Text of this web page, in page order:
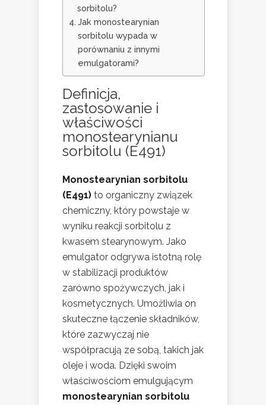
sorbitolu?
Jak monostearynian
sorbitolu wypada w
porównaniu z innymi
emulgatorami?
Definicja,
zastosowanie i
właściwości
monostearynianu
sorbitolu (E491)
Monostearynian sorbitolu
(E491) to organiczny związek
chemiczny, który powstaje w
wyniku reakcji sorbitolu z
kwasem stearynowym. Jako
emulgator odgrywa istotną rolę
w stabilizacji produktów
zarówno spożywczych, jak i
kosmetycznych. Umożliwia on
skuteczne łączenie składników,
które zazwyczaj nie
współpracują ze sobą, takich jak
oleje i woda. Dzięki swoim
właściwościom emulgującym
monostearynian sorbitolu